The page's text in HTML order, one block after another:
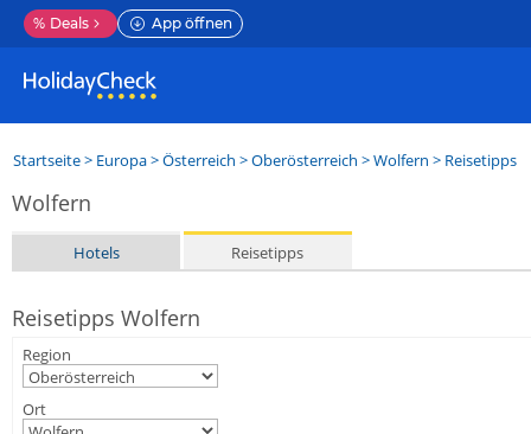
% Deals App öffnen
Startseite> Europa>Österreich >Oberösterreich >Wolfern > Reisetipps
Wolfern
Hotels Reisetipps
Reisetipps Wolfern
Region
Ort